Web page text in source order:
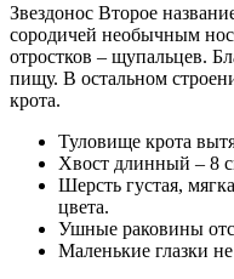
Звездонос Второе
сородичей необычным
отростков – щупальцев.
пищу. В остальном
крота.
Туловище крота
Хвост длинный – 8
Шерсть густая,
цвета.
Ушные раковины
Маленькие глазки